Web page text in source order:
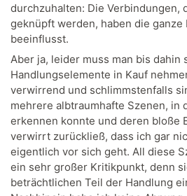
durchzuhalten: Die Verbindungen,
geknüpft werden, haben die ganze
beeinflusst.
Aber ja, leider muss man bis dahin
Handlungselemente in Kauf
verwirrend und schlimmstenfalls
mehrere albtraumhafte Szenen, in
erkennen konnte und deren bloße
verwirrt zurückließ, dass ich gar
eigentlich vor sich geht. All diese
ein sehr großer Kritikpunkt, denn
beträchtlichen Teil der Handlung